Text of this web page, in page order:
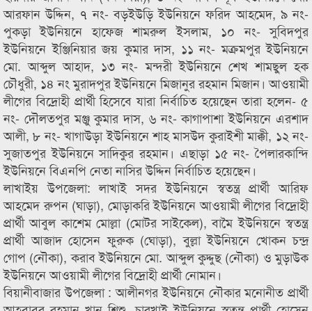
আরফান উদ্দিন, ৭ নং- বড়ইউড়ি ইউনিয়নে ফরিদ আহমেদ, ৯ নং-
পুকড়া ইউনিয়নে হাফেজ শামরুল ইসলাম, ১০ নং- সুবিদপুর
ইউনিয়নে ইঞ্জিনিয়ার জয় কুমার দাস, ১১ নং- মক্রমপুর ইউনিয়নে
মো. আব্দুল আহাদ, ১৩ নং- মন্দরী ইউনিয়নে শেখ শামছুল হক
চৌধুরী, ১৪ নং মুরাদপুর ইউনিয়নে মিজানুর রহমান মিজান। আওয়ামী
লীগের বিদ্রোহী প্রার্থী হিসেবে যারা নির্বাচিত হয়েছেন তারা হলেন- ৫
নং- দৌলতপুর মঞ্জু কুমার দাস, ৬ নং- কাগাপাশা ইউনিয়নে এরশাদ
আলী, ৮ নং- খাগাউড়া ইউনিয়নে শাহ মাসউদ কুরাইশী মাক্কী, ১২ নং-
সুজাতপুর ইউনিয়নে সাদিকুর রহমান। এছাড়া ১৫ নং- পৈলারকান্দি
ইউনিয়নে বিএনপি নেতা নাসির উদ্দিন নির্বাচিত হয়েছেন।
লাখাইয় উপজেলা: লাখাই সদর ইউনিয়নে স্বতন্ত্র প্রার্থী আরিফ
আহমেদ রুপন (ঘাড়া), মোড়াকরি ইউনিয়নে আওয়ামী লীগের বিদ্রোহী
প্রার্থী আবুল কাশেম মোল্লা (মোটর সাইকেল), বামৈ ইউনিয়নে স্বতন্ত্র
প্রার্থী আজাদ হোসেন ফুরুক (ঘোড়া), বুল্লা ইউনিয়নে খোকন চন্দ্র
গোপ (নৌকা), করাব ইউনিয়নে মো. আব্দুল কুদ্দুছ (নৌকা) ও মুড়াউক
ইউনিয়নে আওয়ামী লীগের বিদ্রোহী প্রার্থী নোমান।
বিয়ানীবাজার উপজেলা : আলীনগর ইউনিয়নে নৌকার মনোনীত প্রার্থী